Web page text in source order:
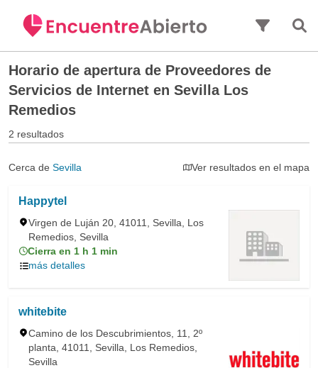
Horario de apertura de Proveedores de
Servicios de Internet en Sevilla Los
Remedios
2 resultados
Cerca de Sevilla Ver resultados en el mapa
Happytel
Virgen de Luján 20, 41011, Sevilla, Los
Remedios, Sevilla
Cierra en 1 h 1 min
más detalles
whitebite
Camino de los Descubrimientos, 11, 2º
planta, 41011, Sevilla, Los Remedios,
Sevilla